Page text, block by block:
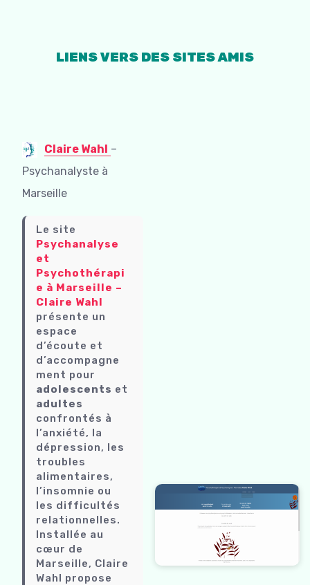
LIENS VERS DES SITES AMIS
Claire Wahl –
Psychanalyste à
Marseille
Le site
Psychanalyse
et
Psychothérapi
e à Marseille –
Claire Wahl
présente un
espace
d’écoute et
d’accompagne
ment pour
adolescents et
adultes
confrontés à
l’anxiété, la
dépression, les
troubles
alimentaires,
l’insomnie ou
les difficultés
relationnelles.
Installée au
cœur de
Marseille, Claire
Wahl propose